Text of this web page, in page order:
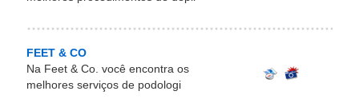
FEET & CO
Na Feet & Co. você encontra os
melhores serviços de podologi